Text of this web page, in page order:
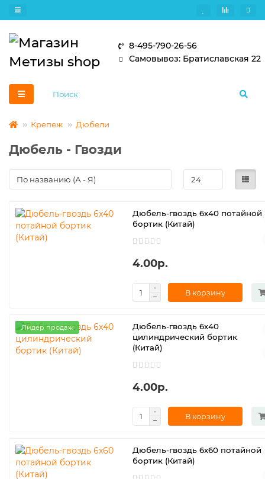
8-495-790-26-56
Самовывоз: Братиславская 22
Крепеж Дюбели
Дюбель - Гвозди
Дюбель-гвоздь 6х40 потайной
бортик (Китай)
4.00р.
В корзину
Лидер продаж
Дюбель-гвоздь 6х40
цилиндрический бортик
(Китай)
4.00р.
В корзину
Дюбель-гвоздь 6х60 потайной
бортик (Китай)